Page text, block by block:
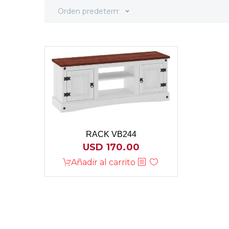
Orden predeterminado
RACK VB244
USD 170.00
Añadir al carrito